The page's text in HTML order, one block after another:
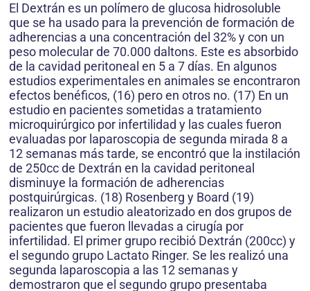
El Dextrán es un polímero de glucosa hidrosoluble
que se ha usado para la prevención de formación de
adherencias a una concentración del 32% y con un
peso molecular de 70.000 daltons. Este es absorbido
de la cavidad peritoneal en 5 a 7 días. En algunos
estudios experimentales en animales se encontraron
efectos benéficos, (16) pero en otros no. (17) En un
estudio en pacientes sometidas a tratamiento
microquirúrgico por infertilidad y las cuales fueron
evaluadas por laparoscopia de segunda mirada 8 a
12 semanas más tarde, se encontró que la instilación
de 250cc de Dextrán en la cavidad peritoneal
disminuye la formación de adherencias
postquirúrgicas. (18) Rosenberg y Board (19)
realizaron un estudio aleatorizado en dos grupos de
pacientes que fueron llevadas a cirugía por
infertilidad. El primer grupo recibió Dextrán (200cc) y
el segundo grupo Lactato Ringer. Se les realizó una
segunda laparoscopia a las 12 semanas y
demostraron que el segundo grupo presentaba